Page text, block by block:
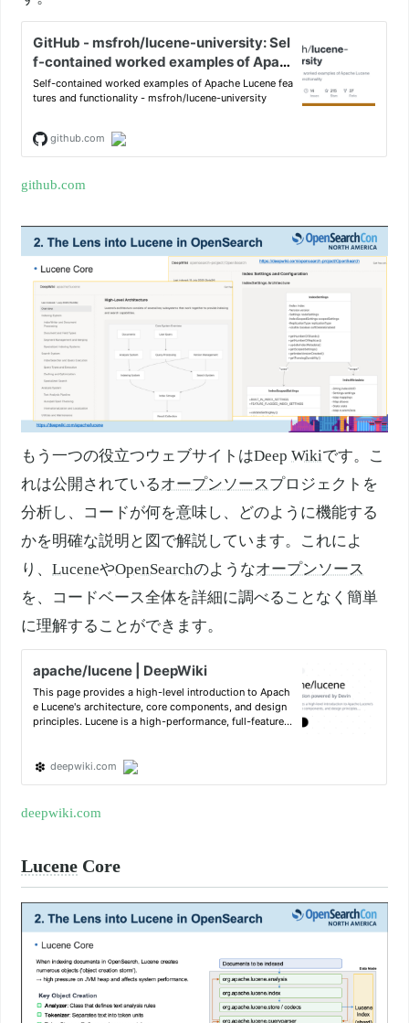
github.com
もう一つの役立つウェブサイトはDeepWikiです。こ
れは公開されているオープンソースプロジェクトを
分析し、コードが何を意味し、どのように機能する
かを明確な説明と図で解説しています。これによ
り、LuceneやOpenSearchのようなオープンソース
を、コードベース全体を詳細に調べることなく簡単
に理解することができます。
deepwiki.com
Lucene Core